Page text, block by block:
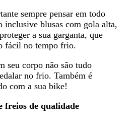
sempre pensar em todo
inclusive blusas com gola alta,
a sua garganta, que
fácil no tempo frio.
seu corpo não são tudo
no frio. Também é
com a sua bike!
freios de qualidade